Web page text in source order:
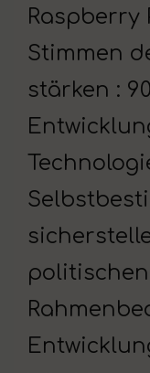
Raspberry
Stimmen
stärken :
politischen